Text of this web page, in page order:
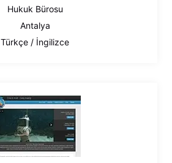
Hukuk Bürosu
Antalya
Türkçe / İngilizce